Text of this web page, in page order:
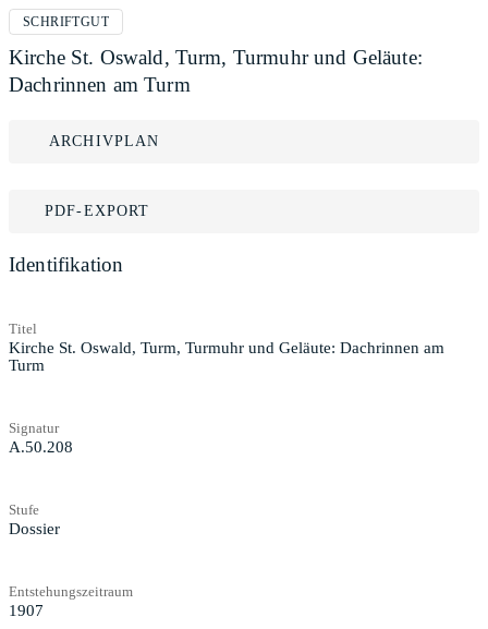
SCHRIFTGUT
Kirche St. Oswald, Turm, Turmuhr und Geläute:
Dachrinnen am Turm
ARCHIVPLAN
PDF-EXPORT
Identifikation
Titel
Kirche St. Oswald, Turm, Turmuhr und Geläute: Dachrinnen am
Turm
Signatur
A.50.208
Stufe
Dossier
Entstehungszeitraum
1907